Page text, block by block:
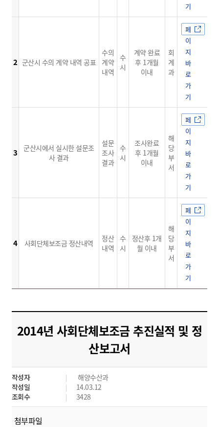
기
2 군산시 수의 계약 내역 공표
수의
계약
내역
수
시
계약 완료
후 1개월
이내
회
계
과
페
이
지
바
로
가
기
3
군산시에서 실시한 설문조
사 결과
설문
조사
결과
수
시
조사완료
후 1개월
이내
해
당
부
서
페
이
지
바
로
가
기
4 사회단체보조금 정산내역
정산
내역
수
시
정산후 1개
월 이내
해
당
부
서
페
이
지
바
로
가
기
2014년 사회단체보조금 추진실적 및 정
산보고서
작성자
해양수산과
작성일
14.03.12
조회수
3428
첨부파일